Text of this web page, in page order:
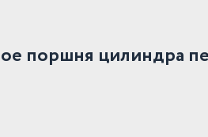
поршня цилиндра